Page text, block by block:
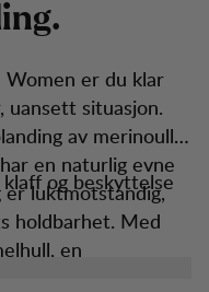
ing.
er du klar
uansett situasjon.
av merinoull
en naturlig evne
luktmotstandig,
holdbarhet. Med
en
passform, sikrer
og beskyttelse